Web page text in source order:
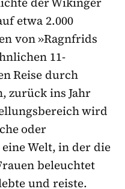
etwa 2.000
von »Ragnfrids
11-
Reise durch
zurück ins Jahr
wird
oder
Welt, in der die
beleuchtet
und reiste.